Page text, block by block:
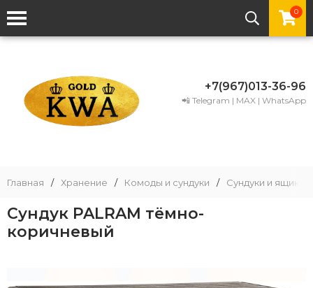
0
+7(967)013-36-96
📲 Telegram | MAX | WhatsApp
Главная / Хранение / Комоды и сундуки / Сундуки и ящики
Сундук PALRAM тёмно-
коричневый